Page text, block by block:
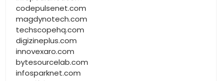
codepulsenet.com
magdynotech.com
techscopehq.com
digizineplus.com
innovexaro.com
bytesourcelab.com
infosparknet.com